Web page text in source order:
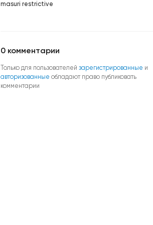
masuri restrictive
0 комментарии
Только для пользователей зарегистрированные и
авторизованные обладают право публиковать
комментарии